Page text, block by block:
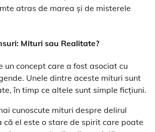
atras de marea și de misterele
Mituri sau Realitate?
un concept care a fost asociat cu
Unele dintre aceste mituri sunt
în timp ce altele sunt simple ficțiuni.
cunoscute mituri despre delirul
că el este o stare de spirit care poate